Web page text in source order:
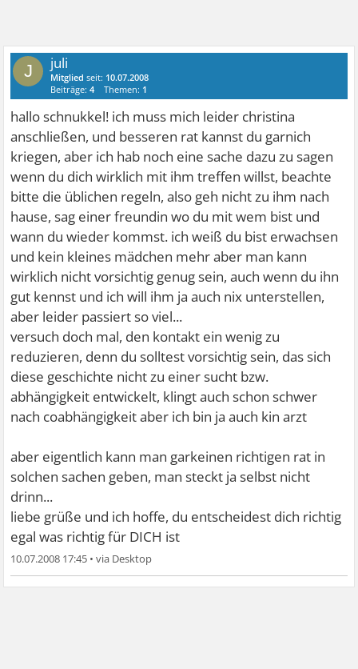
J juli
Mitglied seit: 10.07.2008
Beiträge:4 Themen: 1
hallo schnukkel! ich muss mich leider christina
anschließen, und besseren rat kannst du garnich
kriegen, aber ich hab noch eine sache dazu zu sagen
wenn du dich wirklich mit ihm treffen willst, beachte
bitte die üblichen regeln, also geh nicht zu ihm nach
hause, sag einer freundin wo du mit wem bist und
wann du wieder kommst. ich weiß du bist erwachsen
und kein kleines mädchen mehr aber man kann
wirklich nicht vorsichtig genug sein, auch wenn du ihn
gut kennst und ich will ihm ja auch nix unterstellen,
aber leider passiert so viel...
versuch doch mal, den kontakt ein wenig zu
reduzieren, denn du solltest vorsichtig sein, das sich
diese geschichte nicht zu einer sucht bzw.
abhängigkeit entwickelt, klingt auch schon schwer
nach coabhängigkeit aber ich bin ja auch kin arzt
aber eigentlich kann man garkeinen richtigen rat in
solchen sachen geben, man steckt ja selbst nicht
drinn...
liebe grüße und ich hoffe, du entscheidest dich richtig
egal was richtig für DICH ist
10.07.2008 17:45 •